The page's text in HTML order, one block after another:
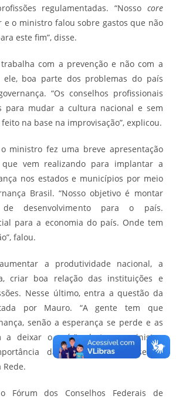
regulamentadas. “Nosso core
e o ministro falou sobre gastos que não
este fim”, disse.
com a prevenção e não com a
ele, boa parte dos problemas do país
“Os conselhos profissionais
para mudar a cultura nacional e sem
na base na improvisação”, explicou.
ministro fez uma breve apresentação
vem realizando para implantar a
nos estados e municípios por meio
Brasil. “Nosso objetivo é montar
desenvolvimento para o país.
para a economia do país. Onde tem
falou.
a produtividade nacional, a
criar boa relação das instituições e
Nesse último, entra a questão da
por Mauro. “A gente tem que
senão a esperança se perde e as
a deixar o país”, alertou o ministro,
da atuação dos conselhos
Rede.
Fórum dos Conselhos Federais de